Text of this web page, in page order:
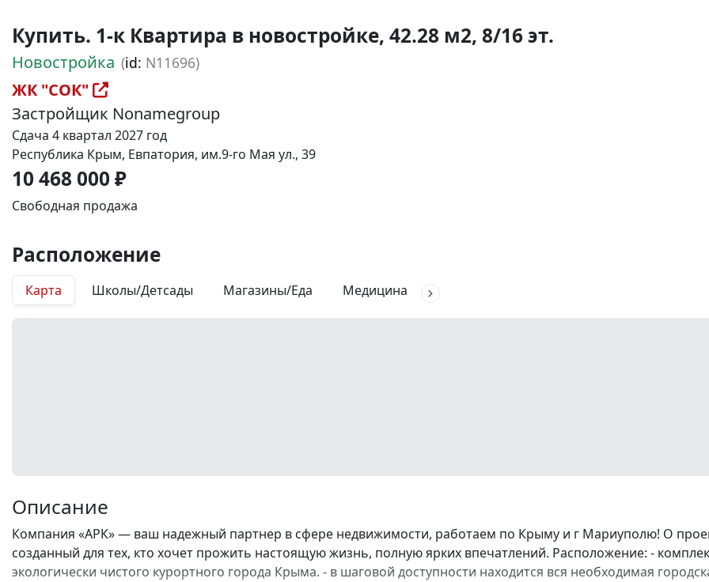
Купить. 1-к Квартира в новостройке, 42.28 м2, 8/16 эт.
Новостройка (id: N11696)
ЖК "СОК"
Застройщик Nonamegroup
Сдача 4 квартал 2027 год
Республика Крым, Евпатория, им.9-го Мая ул., 39
10 468 000 ₽
Свободная продажа
Расположение
Карта Школы/Детсады Магазины/Еда Медицина
Описание
Компания «АРК» — ваш надежный партнер в сфере недвижимости, работаем по Крыму и г Мариуполю! О
созданный для тех, кто хочет прожить настоящую жизнь, полную ярких впечатлений. Расположение: -
экологически чистого курортного города Крыма. - в шаговой доступности находится вся необходимая